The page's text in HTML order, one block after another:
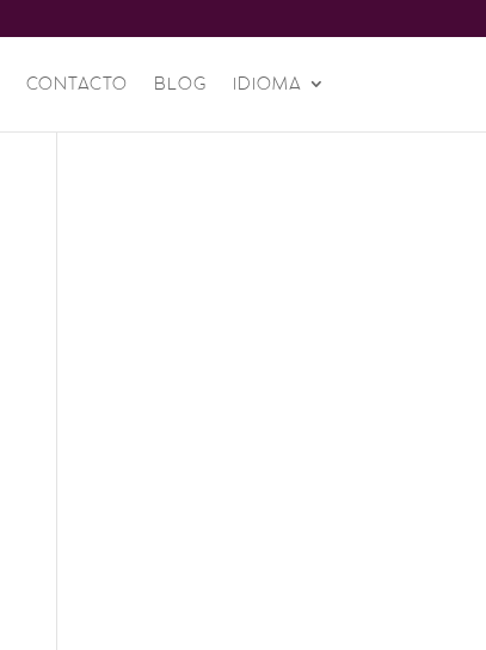
CONTACTO BLOG IDIOMA